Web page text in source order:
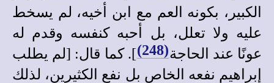
الكبير، بكونه العم مع ابن أخيه، لم يسخط
عليه ولا تعلل، بل أحبه كنفسه وقدم له
عونًا عند الحاجة(248)
]. كما قال: [لم يطلب
إبراهيم نفعه الخاص بل نفع الكثيرين، لذلك